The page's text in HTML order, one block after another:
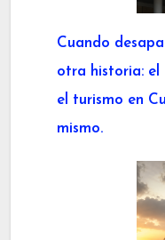
Cuando
otra historia: el
el turismo en
mismo.